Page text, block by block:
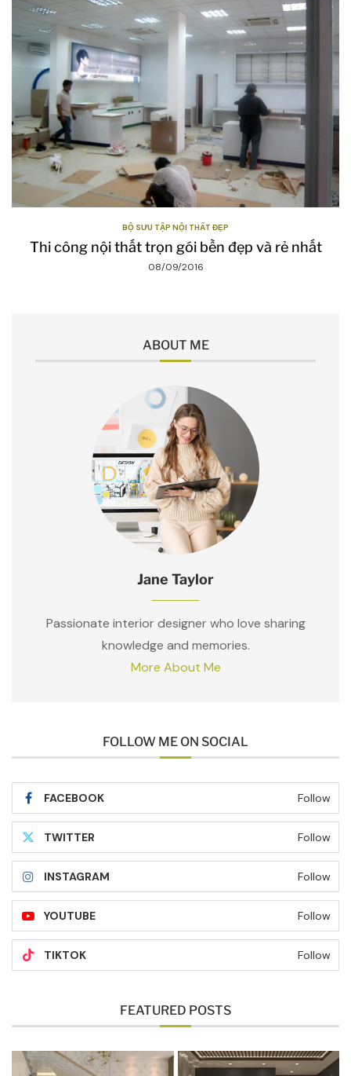
BỘ SƯU TẬP NỘI THẤT ĐẸP
Thi công nội thất trọn gói bền đẹp và rẻ nhất
08/09/2016
ABOUT ME
Jane Taylor
Passionate interior designer who love sharing
knowledge and memories.
More About Me
FOLLOW ME ON SOCIAL
FACEBOOK Follow
TWITTER Follow
INSTAGRAM Follow
YOUTUBE Follow
TIKTOK Follow
FEATURED POSTS